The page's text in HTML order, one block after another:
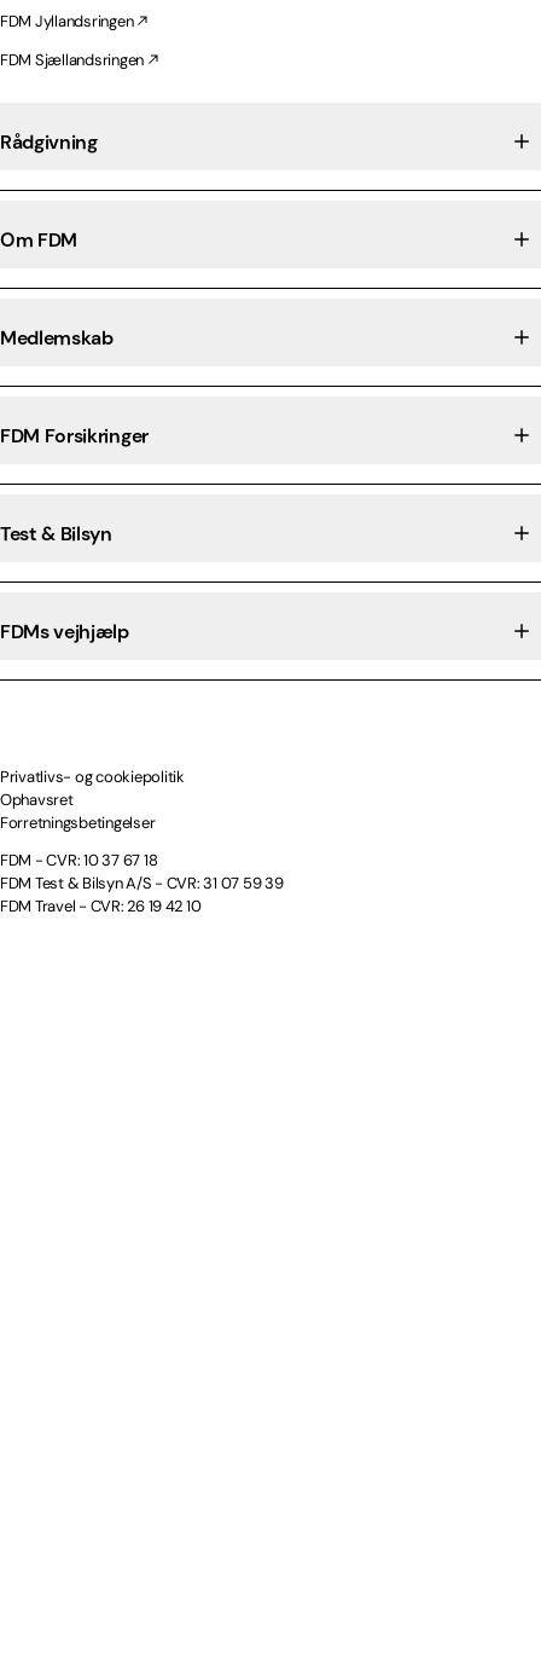
FDM Jyllandsringen
FDM Sjællandsringen
Rådgivning
Om FDM
Medlemskab
FDM Forsikringer
Test & Bilsyn
FDMs vejhjælp
Privatlivs- og cookiepolitik
Ophavsret
Forretningsbetingelser
FDM - CVR: 10 37 67 18
FDM Test & Bilsyn A/S - CVR: 31 07 59 39
FDM Travel - CVR: 26 19 42 10